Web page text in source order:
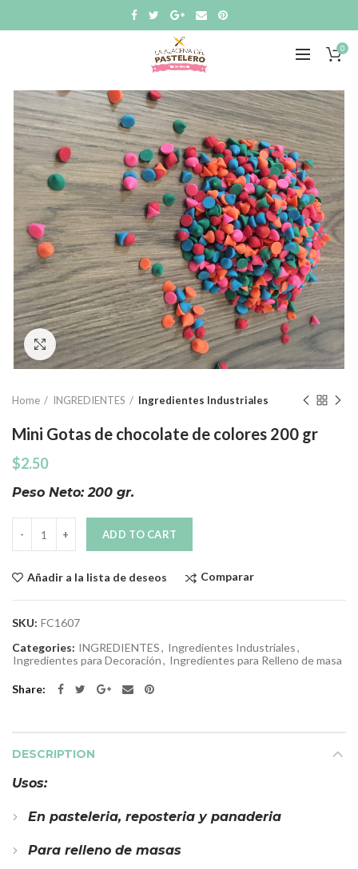
0
Click to enlarge
Home INGREDIENTES Ingredientes Industriales
Mini Gotas de chocolate de colores 200 gr
$2.50
Peso Neto: 200 gr.
ADD TO CART
Añadir a la lista de deseos Comparar
SKU: FC1607
Categories: INGREDIENTES, Ingredientes Industriales,
Ingredientes para Decoración, Ingredientes para Relleno de masa
Share
DESCRIPTION
Usos:
En pasteleria, reposteria y panaderia
Para relleno de masas